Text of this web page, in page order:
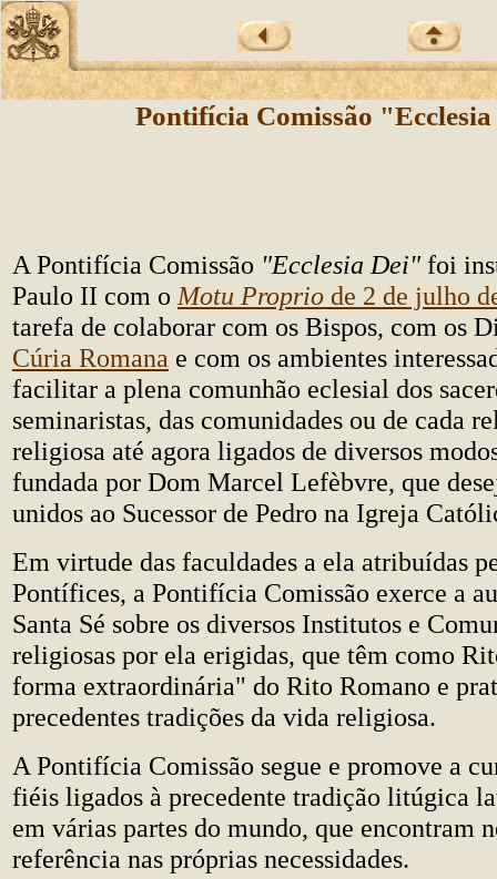
Pontifícia Comissão
A Pontifícia Comissão "Ecclesia Dei" foi
Paulo II com o Motu Proprio de 2 de julho
tarefa de colaborar com os Bispos, com os
Cúria Romana e com os ambientes
facilitar a plena comunhão eclesial dos
seminaristas, das comunidades ou de cada
religiosa até agora ligados de diversos
fundada por Dom Marcel Lefèbvre, que
unidos ao Sucessor de Pedro na Igreja
Em virtude das faculdades a ela atribuídas
Pontífices, a Pontifícia Comissão exerce a
Santa Sé sobre os diversos Institutos e
religiosas por ela erigidas, que têm como
forma extraordinária" do Rito Romano e
precedentes tradições da vida religiosa.
A Pontifícia Comissão segue e promove a
fiéis ligados à precedente tradição litúgica
em várias partes do mundo, que encontram
referência nas próprias necessidades.